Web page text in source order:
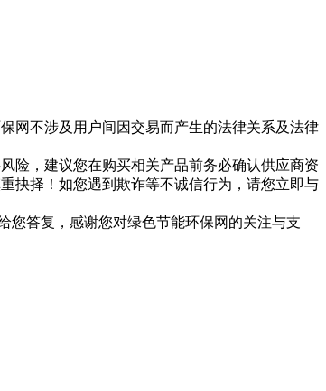
网不涉及用户间因交易而产生的法律关系及法律
险，建议您在购买相关产品前务必确认供应商资
抉择！如您遇到欺诈等不诚信行为，请您立即与
您答复，感谢您对绿色节能环保网的关注与支